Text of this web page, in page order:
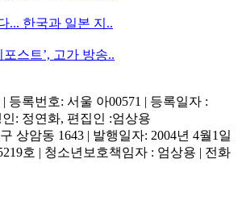
... 한국과 일본 지..
스트’, 고가 방송..
등록번호: 서울 아00571 | 등록일자 :
인: 정연화, 편집인 :엄상용
상암동 1643 | 발행일자: 2004년 4월1일
호 | 청소년보호책임자 : 엄상용 | 전화